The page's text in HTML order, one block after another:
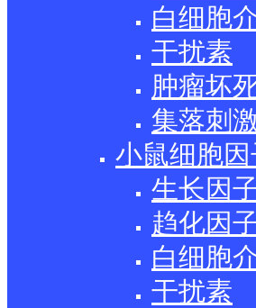
白细胞
干扰素
肿瘤坏
集落刺
小鼠细胞因
生长因
趋化因
白细胞
干扰素